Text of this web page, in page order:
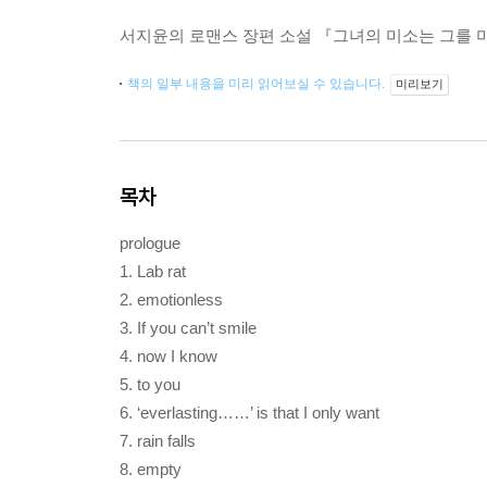
서지윤의 로맨스 장편 소설 『그녀의 미소는 그를
책의 일부 내용을 미리 읽어보실 수 있습니다. 미리보기
목차
prologue
1. Lab rat
2. emotionless
3. If you can’t smile
4. now I know
5. to you
6. ‘everlasting……’ is that I only want
7. rain falls
8. empty